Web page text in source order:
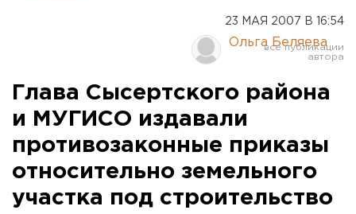
23 МАЯ 2007 В 16:54
Ольга Беляева
Глава Сысертского района
и МУГИСО издавали
противозаконные приказы
относительно земельного
участка под строительство